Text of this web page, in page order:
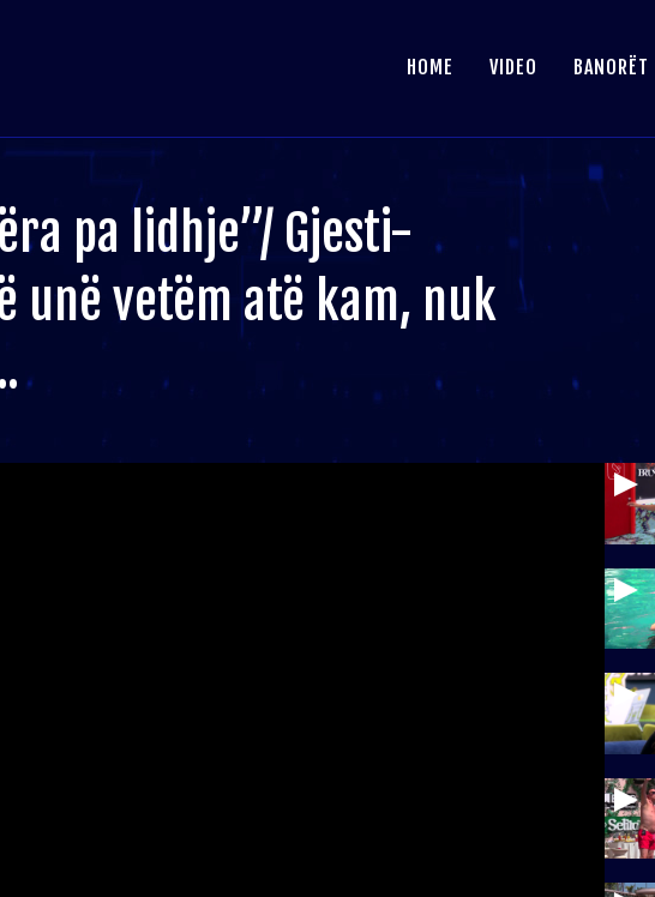
HOME VIDEO BANORËT
pa lidhje”/ Gjesti-
unë vetëm atë kam, nuk